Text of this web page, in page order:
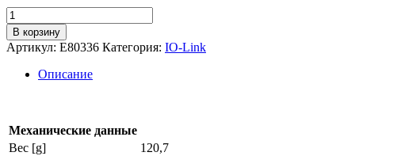
Количество
товара
Монтажная
доска
e80336
В корзину
Артикул: E80336 Категория: IO-Link
Описание
Механические данные
Вес [g]
120,7